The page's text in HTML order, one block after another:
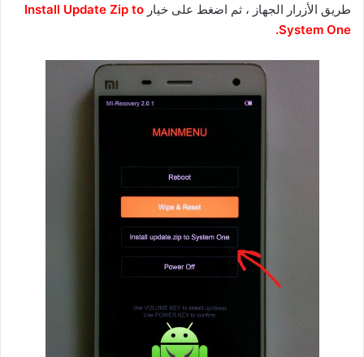
طريق الأزرار الجهاز ، ثم اضغط على خيار Install Update Zip to
System One.